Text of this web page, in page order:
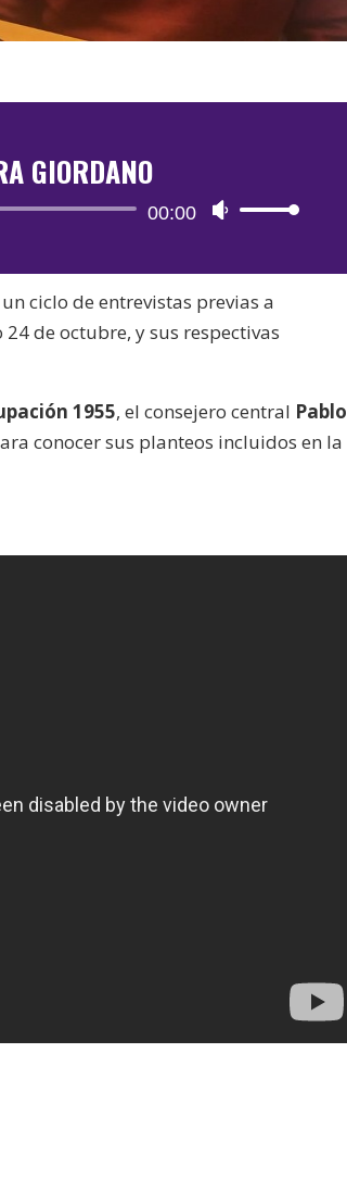
GIORDANO
00:00
Utiliza
teclas
de
flecha
aumentar
o
ciclo de entrevistas previas a
de octubre, y sus respectivas
1955, el consejero central Pablo
conocer sus planteos incluidos en la